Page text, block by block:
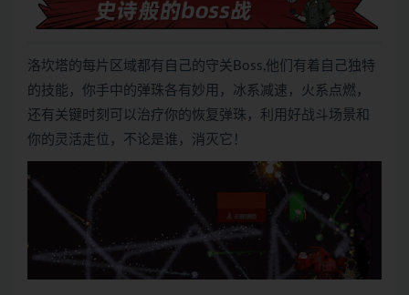
洛坎塔的每片区域都有自己的守关Boss,他们有着自己独特
的技能，你手中的弹珠各有妙用，冰系减速，火系点燃，
还有关键时刻可以治疗你的恢复弹珠，利用好战斗场景和
你的灵活走位，不论是谁，消灭它！